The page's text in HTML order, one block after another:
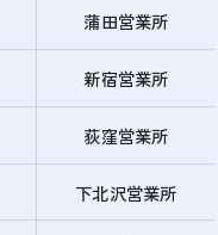
蒲田営業所
新宿営業所
荻窪営業所
下北沢営業所